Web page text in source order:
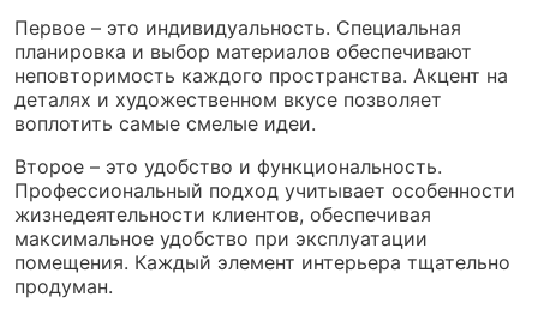
Первое – это индивидуальность. Специальная
планировка и выбор материалов обеспечивают
неповторимость каждого пространства. Акцент на
деталях и художественном вкусе позволяет
воплотить самые смелые идеи.
Второе – это удобство и функциональность.
Профессиональный подход учитывает особенности
жизнедеятельности клиентов, обеспечивая
максимальное удобство при эксплуатации
помещения. Каждый элемент интерьера тщательно
продуман.